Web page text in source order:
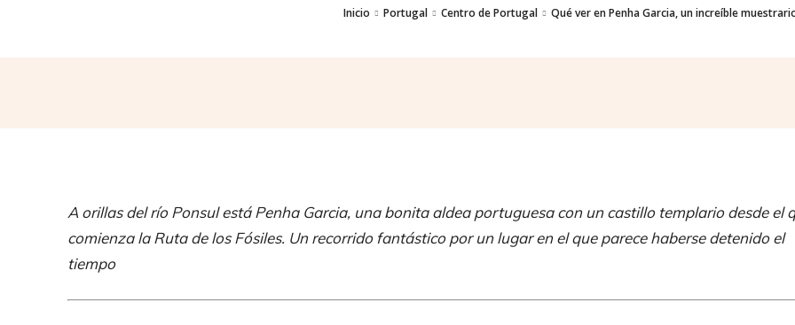
Inicio Portugal Centro de Portugal Qué ver en Penha Garcia, un increíble
A orillas del río Ponsul está Penha Garcia, una bonita aldea portuguesa con un castillo templario desde el
comienza la Ruta de los Fósiles. Un recorrido fantástico por un lugar en el que parece haberse detenido el
tiempo